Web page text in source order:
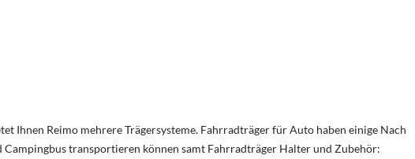
Ihnen Reimo mehrere Trägersysteme. Fahrradträger für Auto haben einige Nach
transportieren können samt Fahrradträger Halter und Zubehör: